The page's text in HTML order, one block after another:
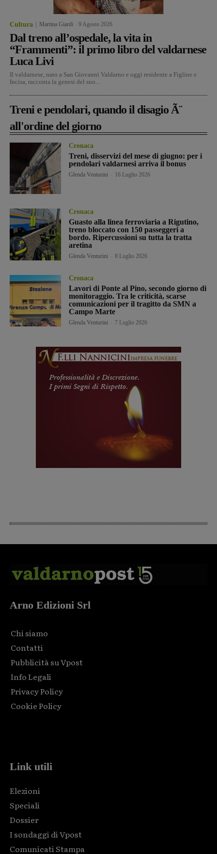
Cultura Martina Giardi 9 Agosto 2026
Dal treno all’ospedale, la vita in
“Frammenti”: il primo libro del valdarnese
Luca Livi
Il valdarnese, nato a San Giovanni Valdarno e oggi residente a Figline e
Incisa, racconta la genesi del suo...
Treni e pendolari, quando il disagio Ã¨
all'ordine del giorno
Cronaca
Treni, disservizi del mese di giugno: per i
pendolari valdarnesi arriva il bonus
Glenda Venturini 16 Luglio 2026
Cronaca
Guasto alla linea ferroviaria a Rigutino,
treno bloccato con 150 passeggeri a
bordo. Ripercussioni su tutta la tratta
aretina
Glenda Venturini 8 Luglio 2026
Cronaca
Lavori di Ponte al Pino, secondo giorno di
monitoraggio. Tra le criticità, scarse
comunicazioni per il tragitto da SMN a
Campo Marte
Glenda Venturini 7 Luglio 2026
Arno Edizioni Srl
Chi siamo
Contatti
Pubblicità su Vpost
Info Legali
Privacy Policy
Cookie Policy
Link utili
Elezioni
Speciali
Dossier
I sondaggi di Vpost
Comunicati Stampa